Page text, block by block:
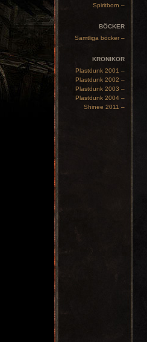
Spiritborn –
BÖCKER
Samtliga böcker –
KRÖNIKOR
Plastdunk 2001 –
Plastdunk 2002 –
Plastdunk 2003 –
Plastdunk 2004 –
Shinee 2011 –